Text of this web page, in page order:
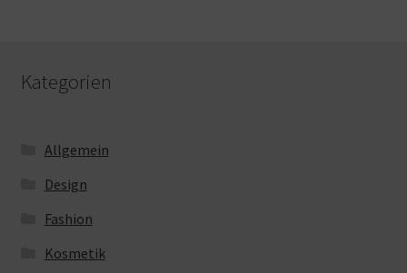
Kategorien
Allgemein
Design
Fashion
Kosmetik